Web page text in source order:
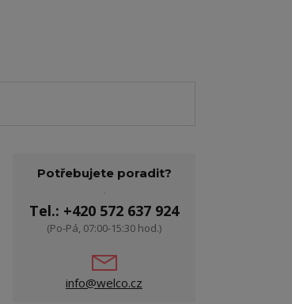
Potřebujete poradit?
Tel.: +420 572 637 924
(Po-Pá, 07:00-15:30 hod.)
info@welco.cz